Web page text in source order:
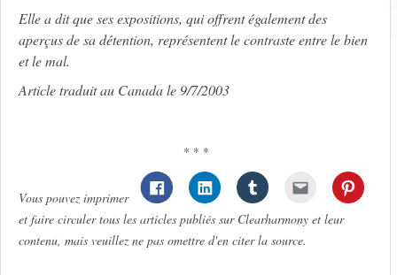
Elle a dit que ses expositions, qui offrent également des
aperçus de sa détention, représentent le contraste entre le bien
et le mal.
Article traduit au Canada le 9/7/2003
* * *
Vous pouvez imprimer
et faire circuler tous les articles publiés sur Clearharmony et leur
contenu, mais veuillez ne pas omettre d'en citer la source.